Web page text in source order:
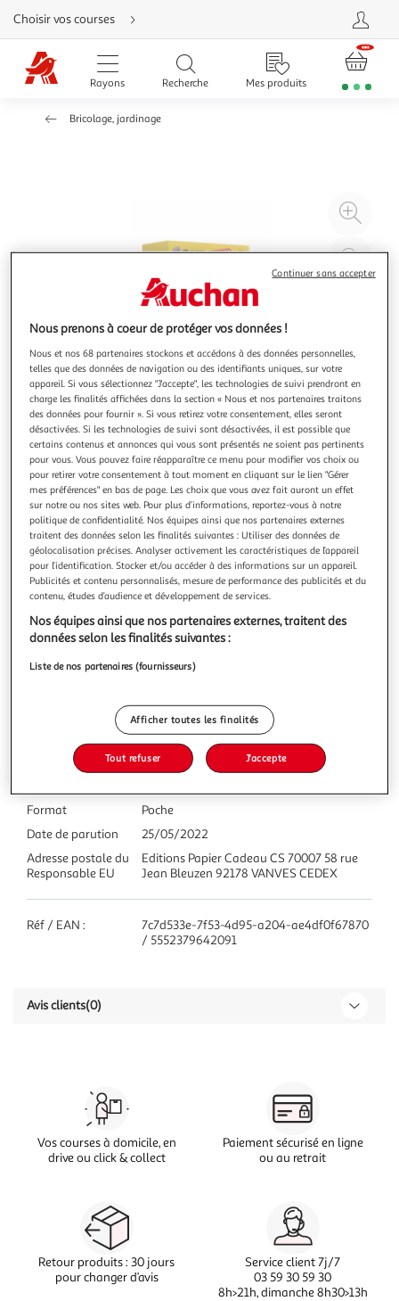
Aller
directement
au
contenu
Aller
directement
Aller
Choisir vos courses
Rayons Recherche Mes produits
Bricolage, jardinage
à
AFFAIRE CONCLUE, Papier cadeau
Tout le monde a quelque chose à vendre : et vous, saurez-
vous répondre tous les jours aux questions du quizz Affaire
Conclue ? Meilleures estimations, plus grosses ventes et
plus belles pièces insoupçonnées : dévoilez chaque jour une
nouvelle question et devenez incollable sur les trésors
cachés des
En savoir +
Vous voulez connaître le prix de ce produit ?
Afficher le prix
Caractéristiques
Format
Poche
Date de parution
25/05/2022
Adresse postale du
Responsable EU
Editions Papier Cadeau CS 70007 58 rue
Jean Bleuzen 92178 VANVES CEDEX
Réf / EAN :
7c7d533e-7f53-4d95-a204-ae4df0f67870
/ 5552379642091
Avis clients(0)
Vos courses à domicile, en
drive ou click & collect
Paiement sécurisé en ligne
ou au retrait
Retour produits : 30 jours
pour changer d’avis
Service client 7j/7
03 59 30 59 30
8h>21h, dimanche 8h30>13h
Nous prenons à coeur de protéger vos données !
Nous et nos 68 partenaires stockons et accédons à des données personnelles,
telles que des données de navigation ou des identifiants uniques, sur votre
appareil. Si vous sélectionnez "J'accepte", les technologies de suivi prendront en
charge les finalités affichées dans la section « Nous et nos partenaires traitons
des données pour fournir ». Si vous retirez votre consentement, elles seront
désactivées. Si les technologies de suivi sont désactivées, il est possible que
certains contenus et annonces qui vous sont présentés ne soient pas pertinents
pour vous. Vous pouvez faire réapparaître ce menu pour modifier vos choix ou
pour retirer votre consentement à tout moment en cliquant sur le lien "Gérer
mes préférences" en bas de page. Les choix que vous avez fait auront un effet
sur notre ou nos sites web. Pour plus d’informations, reportez-vous à notre
politique de confidentialité. Nos équipes ainsi que nos partenaires externes
traitent des données selon les finalités suivantes : Utiliser des données de
géolocalisation précises. Analyser activement les caractéristiques de l’appareil
pour l’identification. Stocker et/ou accéder à des informations sur un appareil.
Publicités et contenu personnalisés, mesure de performance des publicités et du
contenu, études d’audience et développement de services.
Nos équipes ainsi que nos partenaires externes, traitent des
données selon les finalités suivantes :
Liste de nos partenaires (fournisseurs)
Afficher toutes les finalités
Tout refuser J'accepte
Continuer sans accepter